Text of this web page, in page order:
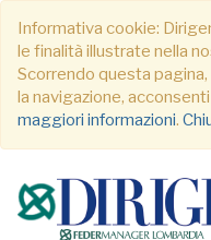
Informativa cookie:
le finalità illustrate nella
Scorrendo questa
la navigazione,
maggiori informazioni.